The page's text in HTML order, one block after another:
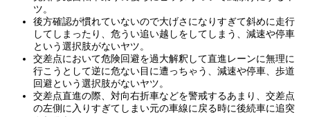
ツ。
後方確認が慣れていないので大げさになりすぎて斜めに走行
してしまったり、危うい追い越しをしてしまう、減速や停車
という選択肢がないヤツ。
交差点において危険回避を過大解釈して直進レーンに無理に
行こうとして逆に危ない目に遭っちゃう、減速や停車、歩道
回避という選択肢がないヤツ。
交差点直進の際、対向右折車などを警戒するあまり、交差点
の左側に入りすぎてしまい元の車線に戻る時に後続車に追突